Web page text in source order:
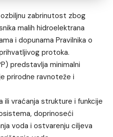
zabrinutost zbog
malih hidroelektrana
i dopunama Pravilnika o
protoka.
predstavlja minimalni
prirodne ravnoteže i
ili vraćanja strukture i funkcije
doprinoseći
voda i ostvarenju ciljeva